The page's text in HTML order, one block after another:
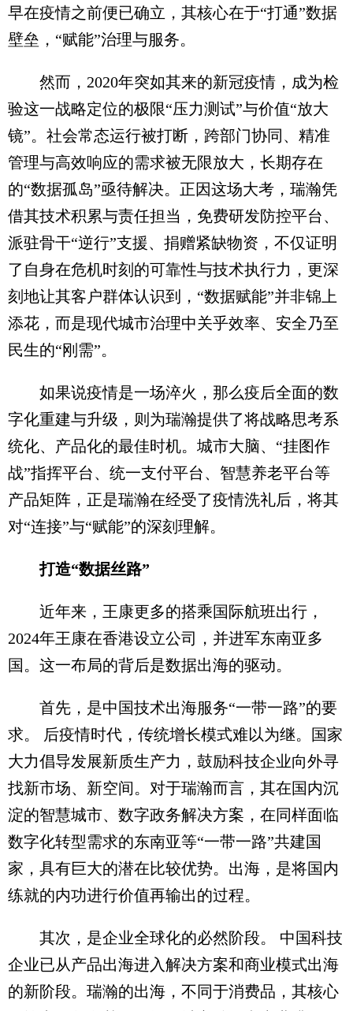
早在疫情之前便已确立，其核心在于“打通”数据
壁垒，“赋能”治理与服务。
然而，2020年突如其来的新冠疫情，成为检
验这一战略定位的极限“压力测试”与价值“放大
镜”。社会常态运行被打断，跨部门协同、精准
管理与高效响应的需求被无限放大，长期存在
的“数据孤岛”亟待解决。正因这场大考，瑞瀚凭
借其技术积累与责任担当，免费研发防控平台、
派驻骨干“逆行”支援、捐赠紧缺物资，不仅证明
了自身在危机时刻的可靠性与技术执行力，更深
刻地让其客户群体认识到，“数据赋能”并非锦上
添花，而是现代城市治理中关乎效率、安全乃至
民生的“刚需”。
如果说疫情是一场淬火，那么疫后全面的数
字化重建与升级，则为瑞瀚提供了将战略思考系
统化、产品化的最佳时机。城市大脑、“挂图作
战”指挥平台、统一支付平台、智慧养老平台等
产品矩阵，正是瑞瀚在经受了疫情洗礼后，将其
对“连接”与“赋能”的深刻理解。
打造“数据丝路”
近年来，王康更多的搭乘国际航班出行，
2024年王康在香港设立公司，并进军东南亚多
国。这一布局的背后是数据出海的驱动。
首先，是中国技术出海服务“一带一路”的要
求。 后疫情时代，传统增长模式难以为继。国家
大力倡导发展新质生产力，鼓励科技企业向外寻
找新市场、新空间。对于瑞瀚而言，其在国内沉
淀的智慧城市、数字政务解决方案，在同样面临
数字化转型需求的东南亚等“一带一路”共建国
家，具有巨大的潜在比较优势。出海，是将国内
练就的内功进行价值再输出的过程。
其次，是企业全球化的必然阶段。 中国科技
企业已从产品出海进入解决方案和商业模式出海
的新阶段。瑞瀚的出海，不同于消费品，其核心